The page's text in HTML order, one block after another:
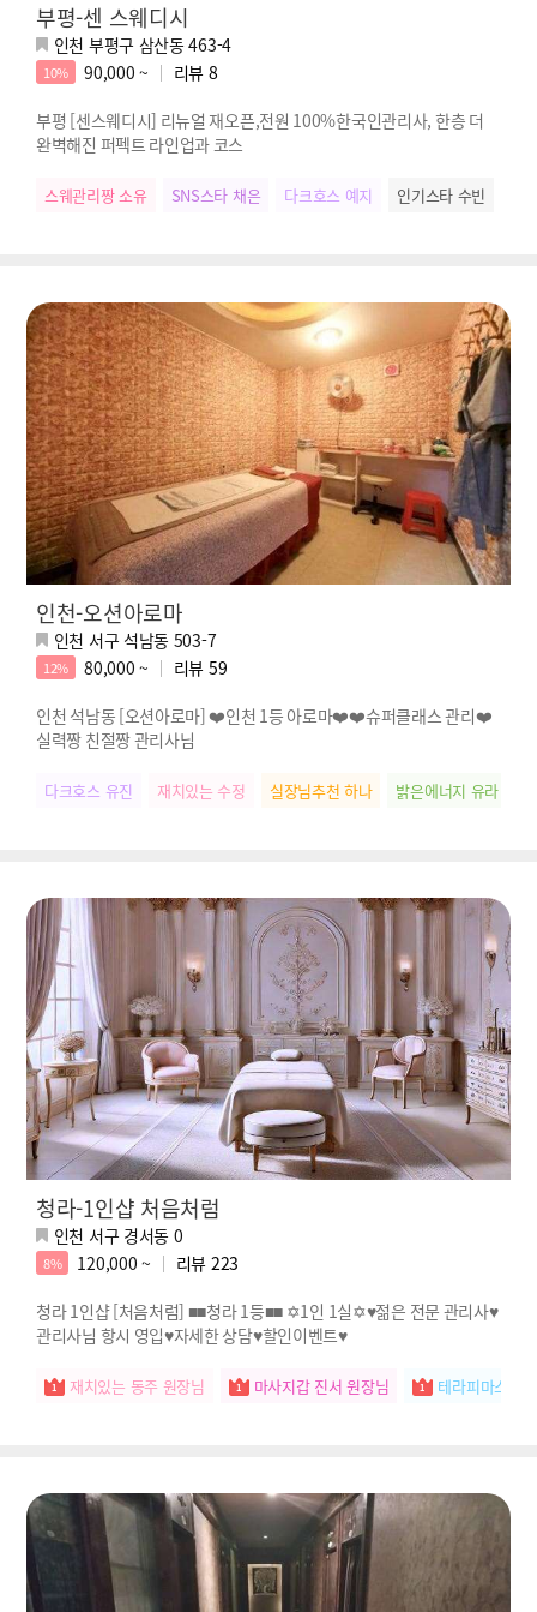
부평-센 스웨디시
인천 부평구 삼산동 463-4
10% 90,000 ~ 리뷰 8
부평 [센스웨디시] 리뉴얼 재오픈,전원 100%한국인관리사, 한층 더
완벽해진 퍼펙트 라인업과 코스
스웨관리짱 소유 SNS스타 채은 다크호스 예지 인기스타 수빈
인천-오션아로마
인천 서구 석남동 503-7
12% 80,000 ~ 리뷰 59
인천 석남동 [오션아로마] ❤️인천 1등 아로마❤️❤️슈퍼클래스 관리❤️
실력짱 친절짱 관리사님
다크호스 유진 재치있는 수정 실장님추천 하나 밝은에너지 유라
청라-1인샵 처음처럼
인천 서구 경서동 0
8% 120,000 ~ 리뷰 223
청라 1인샵 [처음처럼] ■■청라 1등■■ ✡1인 1실✡♥️젊은 전문 관리사♥️
관리사님 항시 영입♥️자세한 상담♥️할인이벤트♥️
재치있는 동주 원장님 마사지갑 진서 원장님 테라피마스터